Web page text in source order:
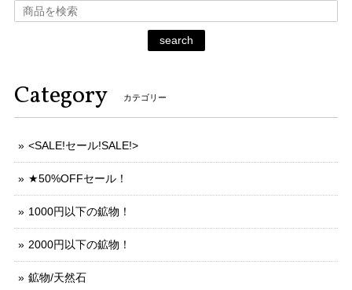
search
Category カテゴリー
<SALE!セール!SALE!>
★50%OFFセール！
1000円以下の鉱物！
2000円以下の鉱物！
鉱物/天然石